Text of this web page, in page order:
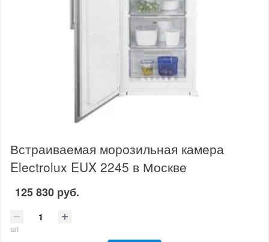
Встраиваемая морозильная камера
Electrolux EUX 2245 в Москве
125 830 руб.
шт